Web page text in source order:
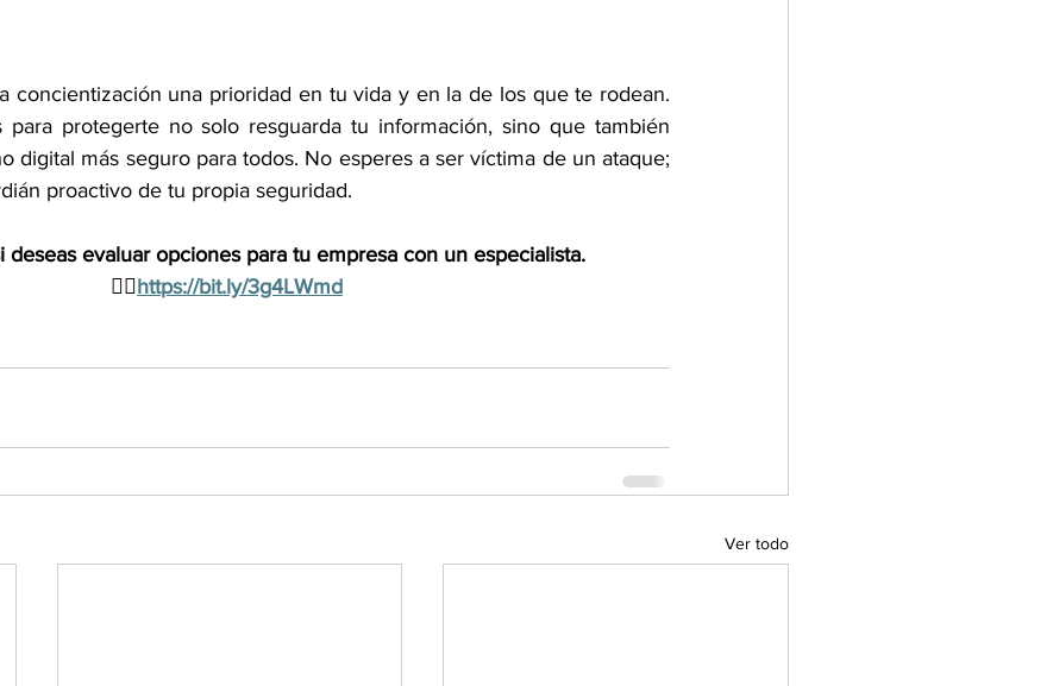
concientización una prioridad en tu vida y en la de los que te rodean.
para protegerte no solo resguarda tu información, sino que también
digital más seguro para todos. No esperes a ser víctima de un ataque;
proactivo de tu propia seguridad.
deseas evaluar opciones para tu empresa con un especialista.
👉🏼https://bit.ly/3g4LWmd
Ver todo